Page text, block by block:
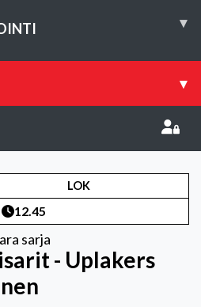
▾
▾
LOK
12.45
sarja
- Uplakers